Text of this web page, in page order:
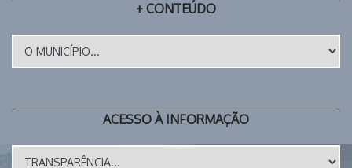
+ CONTEÚDO
ACESSO À INFORMAÇÃO